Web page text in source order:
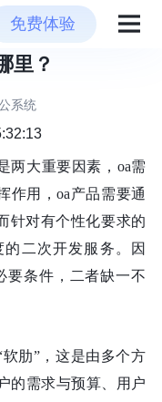
免费体验
里？
系统
两大重要因素，oa需
作用，oa产品需要通
针对有个性化要求的
二次开发服务。因
要条件，二者缺一不
肋”，这是由多个方
的需求与预算、用户